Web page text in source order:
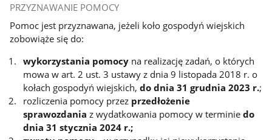
PRZYZNAWANIE POMOCY
Pomoc jest przyznawana, jeżeli koło gospodyń wiejskich
zobowiąże się do:
wykorzystania pomocy na realizację zadań, o których
mowa w art. 2 ust. 3 ustawy z dnia 9 listopada 2018 r. o
kołach gospodyń wiejskich,do dnia 31 grudnia 2023 r.;
rozliczenia pomocy przez przedłożenie
sprawozdaniaz wydatkowania pomocy w terminiedo
dnia 31 stycznia 2024 r.;